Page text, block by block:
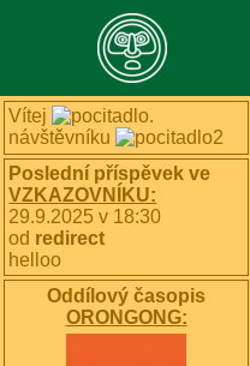
Vítej
.
návštěvníku
Poslední příspěvek ve
VZKAZOVNÍKU:
29.9.2025 v 18:30
od redirect
helloo
Oddílový časopis
ORONGONG: